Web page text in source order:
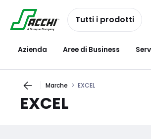
navigazione
Salta al
contenutoTutti i prodotti
Azienda Aree di Business
Marche EXCEL
EXCEL